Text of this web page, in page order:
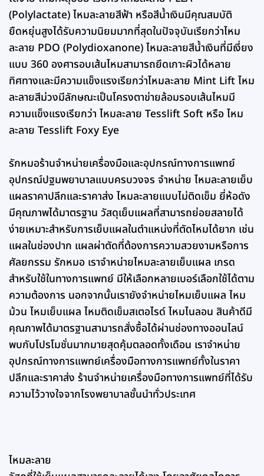
(Polylactate) ไหมละลายสีฟ้า หรือสีน้ำเงินมีคุณสมบัติ
ยืดหยุ่นสูงได้รับความนิยมมากที่สุดในปัจจุบันเรียกว่าไหม
ละลาย PDO (Polydioxanone) ไหมละลายสีน้ำเงินที่มีเงี่ยง
แบบ 360 องศารอบเส้นไหมสามารถยึดเกาะผิวได้หลาย
ทิศทางและมีความแข็งแรงเรียกว่าไหมละลาย Mint Lift ไหม
ละลายสีม่วงมีลักษณะเป็นโครงตาข่ายล้อมรอบเส้นไหมมี
ความแข็งแรงเรียกว่า ไหมละลาย Tesslift Soft หรือ ไหม
ละลาย Tesslift Foxy Eye
รักหมอร้านจำหน่ายเครื่องมือและอุปกรณ์ทางการแพทย์
อุปกรณ์ปฐมพยาบาลแบบครบวงจร จำหน่าย ไหมละลายเย็บ
แผลราคาปลีกและราคาส่ง ไหมละลายแบบไม่ติดเข็ม ยี่ห้อดัง
มีคุณภาพได้มาตรฐาน วัสดุเย็บแผลที่สามารถย่อยสลายได้
ง่ายเหมาะสำหรับการเย็บแผลในตำแหน่งที่ตัดไหมได้ยาก เช่น
แผลในช่องปาก แผลผ่าตัดที่ต้องการความสวยงามหรือการ
ศัลยกรรม รักหมอ เราจำหน่ายไหมละลายเย็บแผล เกรด
สำหรับใช้ในทางการแพทย์ มีให้เลือกหลายเบอร์เลือกใช้ได้ตาม
ความต้องการ นอกจากนั้นเรายังจำหน่ายไหมเย็บแผล ไหม
ม้วน ไหมเย็บแผล ไหมติดเข็มสเตอไรด์ ไหมไนลอน สินค้าดีมี
คุณภาพได้มาตรฐานสามารถสั่งซื้อได้ผ่านช่องทางออนไลน์
พบกับโปรโมชั่นมากมายสุดคุ้มตลอดทั้งเดือน เราจำหน่าย
อุปกรณ์ทางการแพทย์เครื่องมือทางการแพทย์ทั้งในราคา
ปลีกและราคาส่ง ร้านจำหน่ายเครื่องมือทางการแพทย์ที่ได้รับ
ความไว้วางใจจากโรงพยาบาลชั้นนำทั่วประเทศ
ไหมละลาย